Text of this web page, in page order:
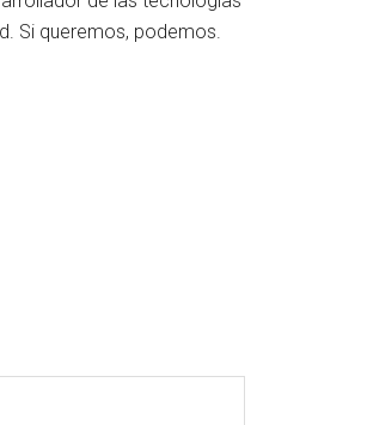
Si queremos, podemos.